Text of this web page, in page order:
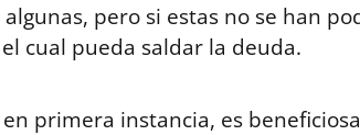
pero si estas no se han
cual pueda saldar la deuda.
primera instancia, es